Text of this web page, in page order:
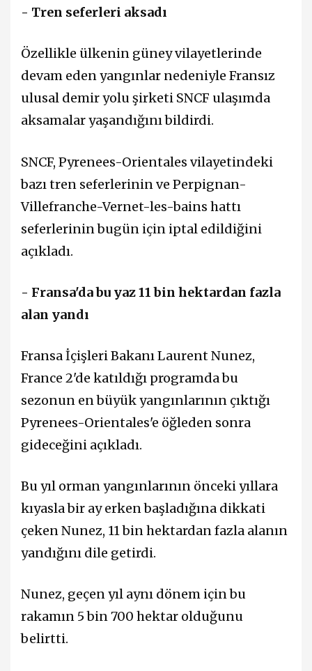
- Tren seferleri aksadı
Özellikle ülkenin güney vilayetlerinde
devam eden yangınlar nedeniyle Fransız
ulusal demir yolu şirketi SNCF ulaşımda
aksamalar yaşandığını bildirdi.
SNCF, Pyrenees-Orientales vilayetindeki
bazı tren seferlerinin ve Perpignan-
Villefranche-Vernet-les-bains hattı
seferlerinin bugün için iptal edildiğini
açıkladı.
- Fransa'da bu yaz 11 bin hektardan fazla
alan yandı
Fransa İçişleri Bakanı Laurent Nunez,
France 2'de katıldığı programda bu
sezonun en büyük yangınlarının çıktığı
Pyrenees-Orientales'e öğleden sonra
gideceğini açıkladı.
Bu yıl orman yangınlarının önceki yıllara
kıyasla bir ay erken başladığına dikkati
çeken Nunez, 11 bin hektardan fazla alanın
yandığını dile getirdi.
Nunez, geçen yıl aynı dönem için bu
rakamın 5 bin 700 hektar olduğunu
belirtti.